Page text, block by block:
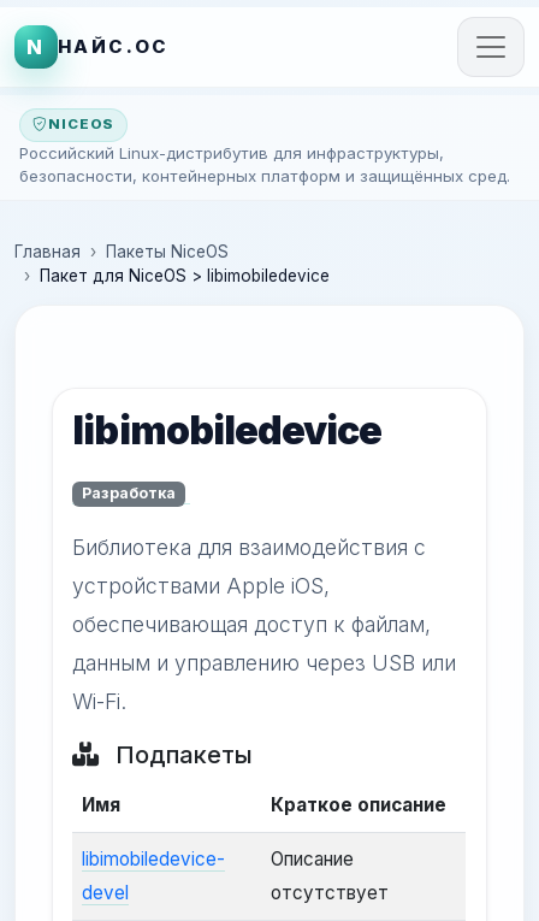
N НАЙС.ОС
NICEOS
Российский Linux-дистрибутив для инфраструктуры,
безопасности, контейнерных платформ и защищённых сред.
Главная
Пакеты NiceOS
Пакет для NiceOS > libimobiledevice
libimobiledevice
Разработка
Библиотека для взаимодействия с
устройствами Apple iOS,
обеспечивающая доступ к файлам,
данным и управлению через USB или
Wi-Fi.
Подпакеты
Имя Краткое описание
libimobiledevice-
devel
Описание
отсутствует